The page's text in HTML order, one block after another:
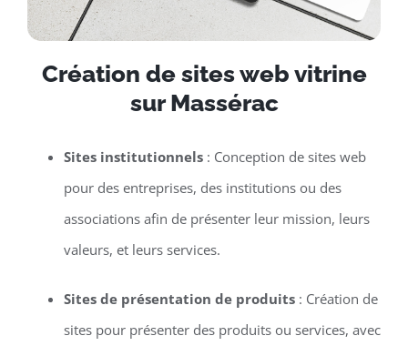
Création de sites web vitrine
sur Massérac
Sites institutionnels: Conception de sites web
pour des entreprises, des institutions ou des
associations afin de présenter leur mission, leurs
valeurs, et leurs services.
Sites de présentation de produits: Création de
sites pour présenter des produits ou services, avec